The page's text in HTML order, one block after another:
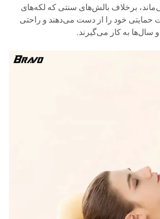
برخلاف بالش‌های سنتی که لکه‌های
حمایتی خود را از دست می‌دهند و راحتی
به کار می‌گیرند.